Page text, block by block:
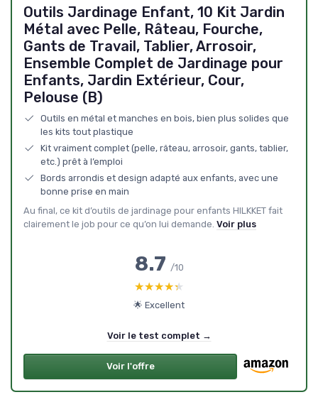
Outils Jardinage Enfant, 10 Kit Jardin
Métal avec Pelle, Râteau, Fourche,
Gants de Travail, Tablier, Arrosoir,
Ensemble Complet de Jardinage pour
Enfants, Jardin Extérieur, Cour,
Pelouse (B)
Outils en métal et manches en bois, bien plus solides que
les kits tout plastique
Kit vraiment complet (pelle, râteau, arrosoir, gants, tablier,
etc.) prêt à l’emploi
Bords arrondis et design adapté aux enfants, avec une
bonne prise en main
Au final, ce kit d’outils de jardinage pour enfants HILKKET fait
clairement le job pour ce qu’on lui demande. Voir plus
8.7 /10
★★★★★
★★★★★
🌟 Excellent
Voir le test complet →
Voir l'offre